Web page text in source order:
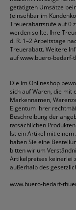
getätigten Umsätze
(einsehbar im
Treuerabattstufe auf 0
werden sollte. Ihre
d. R. 1–2 Arbeitstage
Treuerabatt. Weitere
aufwww.buero-
Die im Onlineshop
sich auf Waren, die mit
Markennamen,
Eigentum ihrer
Beschreibung der
tatsächlichen
Ist ein Artikel mit
haben Sie eine
bitten wir um
Artikelpreises keinerlei
außerhalb des
www.buero-bedarf-